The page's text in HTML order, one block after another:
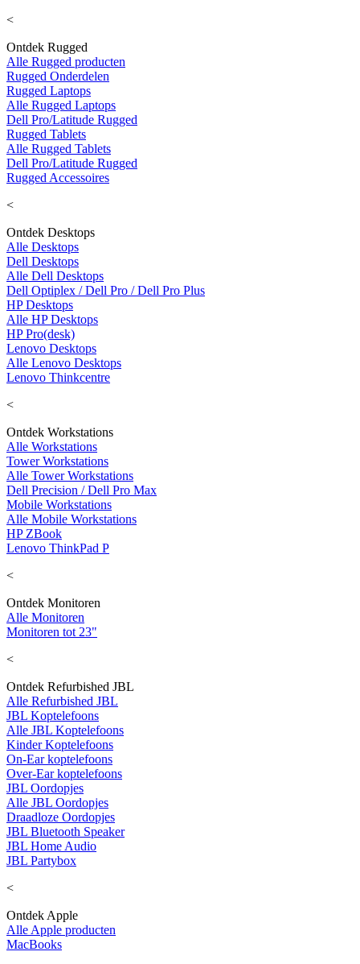
<
Ontdek Rugged
Alle Rugged producten
Rugged Onderdelen
Rugged Laptops
Alle Rugged Laptops
Dell Pro/Latitude Rugged
Rugged Tablets
Alle Rugged Tablets
Dell Pro/Latitude Rugged
Rugged Accessoires
<
Ontdek Desktops
Alle Desktops
Dell Desktops
Alle Dell Desktops
Dell Optiplex / Dell Pro / Dell Pro Plus
HP Desktops
Alle HP Desktops
HP Pro(desk)
Lenovo Desktops
Alle Lenovo Desktops
Lenovo Thinkcentre
<
Ontdek Workstations
Alle Workstations
Tower Workstations
Alle Tower Workstations
Dell Precision / Dell Pro Max
Mobile Workstations
Alle Mobile Workstations
HP ZBook
Lenovo ThinkPad P
<
Ontdek Monitoren
Alle Monitoren
Monitoren tot 23"
<
Ontdek Refurbished JBL
Alle Refurbished JBL
JBL Koptelefoons
Alle JBL Koptelefoons
Kinder Koptelefoons
On-Ear koptelefoons
Over-Ear koptelefoons
JBL Oordopjes
Alle JBL Oordopjes
Draadloze Oordopjes
JBL Bluetooth Speaker
JBL Home Audio
JBL Partybox
<
Ontdek Apple
Alle Apple producten
MacBooks